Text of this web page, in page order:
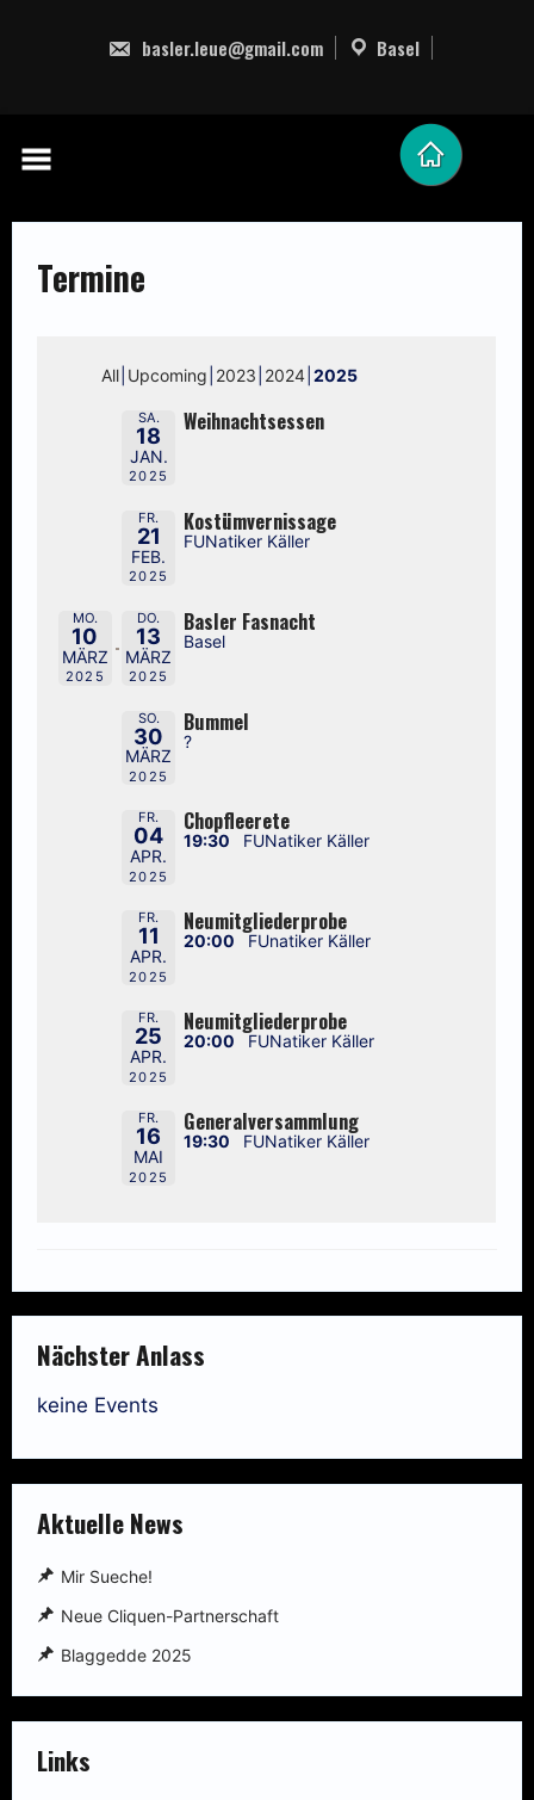
basler.leue@gmail.com Basel
Termine
All Upcoming 2023 2024 2025
SA.
18
JAN.
2025
Weihnachtsessen
FR.
21
FEB.
2025
Kostümvernissage
FUNatiker Käller
MO.
10
MÄRZ
2025
DO.
13
MÄRZ
2025
Basler Fasnacht
Basel
SO.
30
MÄRZ
2025
Bummel
?
FR.
04
APR.
2025
Chopfleerete
19:30 FUNatiker Käller
FR.
11
APR.
2025
Neumitgliederprobe
20:00 FUnatiker Käller
FR.
25
APR.
2025
Neumitgliederprobe
20:00 FUNatiker Käller
FR.
16
MAI
2025
Generalversammlung
19:30 FUNatiker Käller
Nächster Anlass
keine Events
Aktuelle News
Mir Sueche!
Neue Cliquen-Partnerschaft
Blaggedde 2025
Links